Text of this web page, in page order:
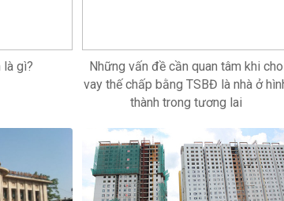
là gì?
Những vấn đề cần quan tâm khi cho
vay thế chấp bằng TSBĐ là nhà ở
thành trong tương lai